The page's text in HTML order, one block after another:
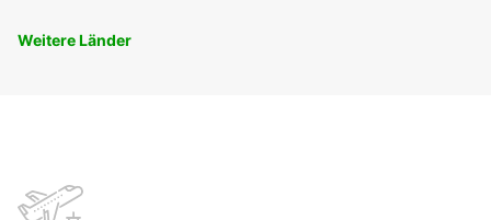
Weitere Länder